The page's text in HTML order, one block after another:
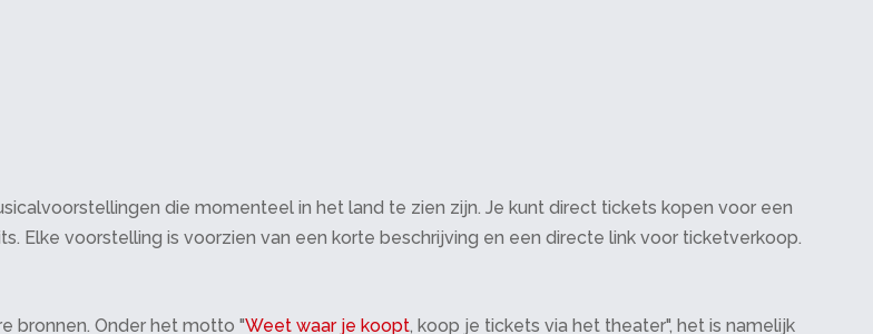
die momenteel in het land te zien zijn. Je kunt direct tickets kopen voor een
Elke voorstelling is voorzien van een korte beschrijving en een directe link voor ticketverkoop.
bronnen. Onder het motto "Weet waar je koopt, koop je tickets via het theater", het is namelijk